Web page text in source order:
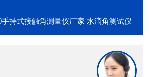
持式接触角测量仪厂家 水滴角测试仪